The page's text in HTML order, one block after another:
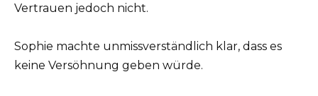
Vertrauen jedoch nicht.
Sophie machte unmissverständlich klar, dass es
keine Versöhnung geben würde.